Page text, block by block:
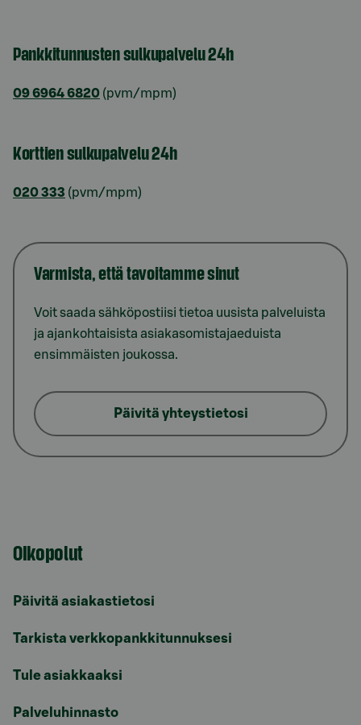
Pankkitunnusten sulkupalvelu 24h
09 6964 6820 (pvm/mpm)
Korttien sulkupalvelu 24h
020 333 (pvm/mpm)
Varmista, että tavoitamme sinut
Voit saada sähköpostiisi tietoa uusista palveluista
ja ajankohtaisista asiakasomistajaeduista
ensimmäisten joukossa.
Päivitä yhteystietosi
Oikopolut
Päivitä asiakastietosi
Tarkista verkkopankkitunnuksesi
Tule asiakkaaksi
Palveluhinnasto